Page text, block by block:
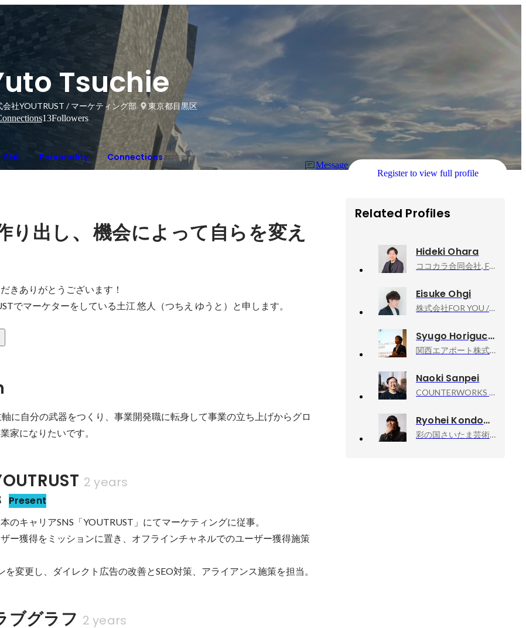
Tsuchie
会社YOUTRUST / マーケティング部
東京都目黒区
13Followers
Skill Personality Connections
Message
Register to view full profile
り出し、 機会によって自らを変え
きありがとうございます！
でマーケターをしている土江 悠人（つちえ ゆうと）と申します。
に自分の武器をつくり、事業開発職に転身して事業の立ち上げからグロ
家になりたいです。
2 years
Present
のキャリアSNS「YOUTRUST」にてマーケティングに従事。
ー獲得をミッションに置き、オフラインチャネルでのユーザー獲得施策
を変更し、ダイレクト広告の改善とSEO対策、アライアンス施策を担当。
ブグラフ 2 years
Related Profiles
Hideki Ohara
ココカラ合同会社, Founder, CEO
Eisuke Ohgi
株式会社FOR YOU / FOR YOU Inc., IP Produce Div. 執行役員
Syugo Horiguchi
関西エアポート株式会社, HRBP
Naoki Sanpei
COUNTERWORKS inc, CEO
Ryohei Kondo
彩の国さいたま芸術劇場, 次期芸術監督